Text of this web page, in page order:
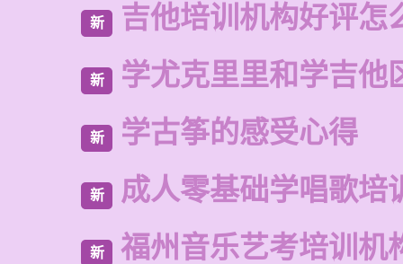
新 吉他培训机构好评怎
新 学尤克里里和学吉他
新 学古筝的感受心得
新 成人零基础学唱歌培
新 福州音乐艺考培训机